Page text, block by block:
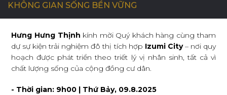
CƠ HỘI NGHỀ NGHIỆP
LIÊN HỆ
KHÔNG GIAN SỐNG BỀN VỮNG
Hưng Hưng Thịnh kính mời Quý khách hàng cùng tham
dự sự kiện trải nghiệm đô thị tích hợp Izumi City– nơi quy
hoạch được phát triển theo triết lý vị nhân sinh, tất cả vì
chất lượng sống của cộng đồng cư dân.
- Thời gian: 9h00 | Thứ Bảy, 09.8.2025